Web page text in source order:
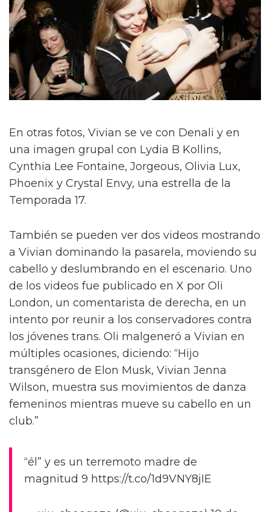
En otras fotos, Vivian se ve con Denali y en
una imagen grupal con Lydia B Kollins,
Cynthia Lee Fontaine, Jorgeous, Olivia Lux,
Phoenix y Crystal Envy, una estrella de la
Temporada 17.
También se pueden ver dos videos mostrando
a Vivian dominando la pasarela, moviendo su
cabello y deslumbrando en el escenario. Uno
de los videos fue publicado en X por Oli
London, un comentarista de derecha, en un
intento por reunir a los conservadores contra
los jóvenes trans. Oli malgeneró a Vivian en
múltiples ocasiones, diciendo: “Hijo
transgénero de Elon Musk, Vivian Jenna
Wilson, muestra sus movimientos de danza
femeninos mientras mueve su cabello en un
club.”
“él” y es un terremoto madre de
magnitud 9 https://t.co/1d9VNY8jIE